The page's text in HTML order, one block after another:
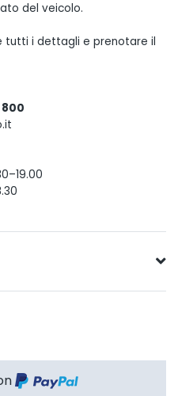
del veicolo.
i dettagli e prenotare il
800